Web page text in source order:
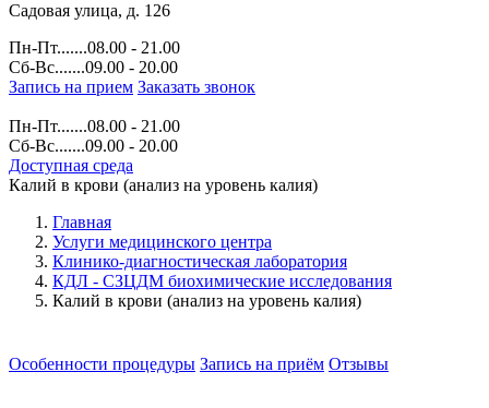
Садовая улица, д. 126
Пн-Пт.......08.00 - 21.00
Сб-Вс.......09.00 - 20.00
Запись на прием Заказать звонок
Пн-Пт.......08.00 - 21.00
Сб-Вс.......09.00 - 20.00
Доступная среда
Калий в крови (анализ на уровень калия)
Главная
Услуги медицинского центра
Клинико-диагностическая лаборатория
КДЛ - СЗЦДМ биохимические исследования
Калий в крови (анализ на уровень калия)
Особенности процедуры Запись на приём Отзывы